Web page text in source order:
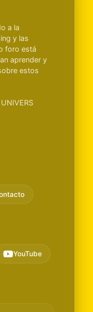
a la
y las
foro está
aprender y
estos
YouTube